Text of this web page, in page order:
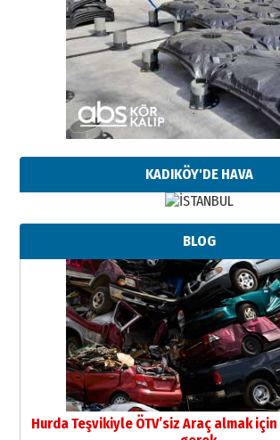
KADIKÖY'DE HAVA
BLOG
Hurda Teşvikiyle ÖTV’siz Araç almak